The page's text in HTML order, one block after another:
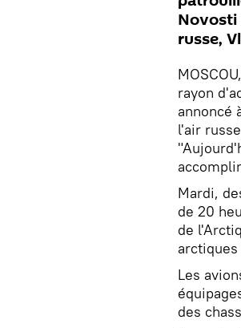
Novosti
russe,
rayon
annoncé
l'air
Mardi,
de 20
de
Les
des